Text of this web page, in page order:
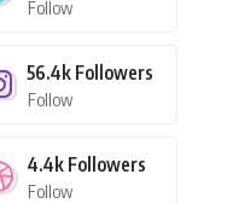
Follow
56.4k Followers
Follow
4.4k Followers
Follow